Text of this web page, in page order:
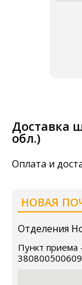
Доставка
обл.)
Оплата и
НОВАЯ
Отделения
Пункт приема
380800500609